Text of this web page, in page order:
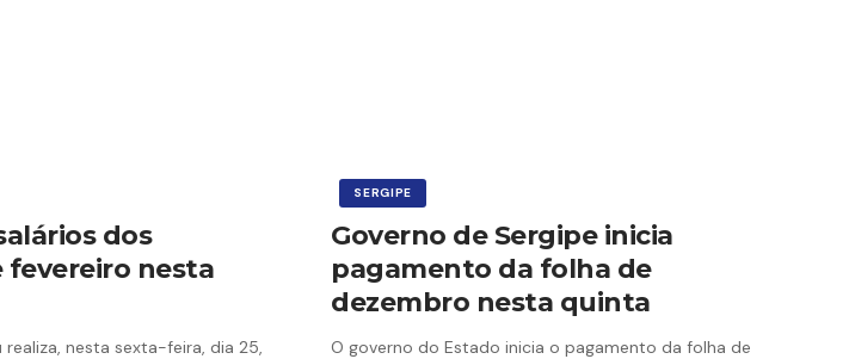
dos
fevereiro nesta
realiza, nesta sexta-feira, dia 25,
SERGIPE
Governo de Sergipe inicia
pagamento da folha de
dezembro nesta quinta
O governo do Estado inicia o pagamento da folha de